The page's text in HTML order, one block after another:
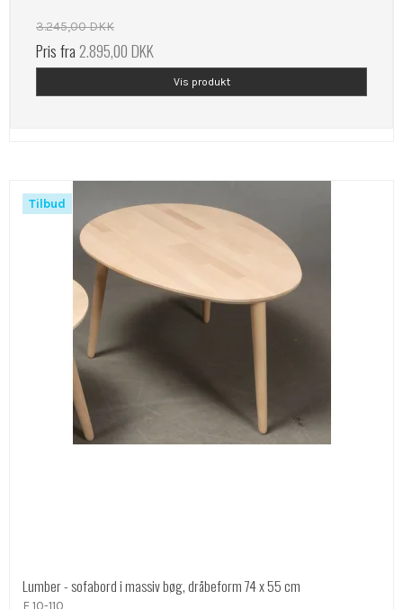
3.245,00 DKK
Pris fra2.895,00 DKK
Vis produkt
Tilbud
Lumber - sofabord i massiv bøg, dråbeform 74 x 55 cm
F 10-110